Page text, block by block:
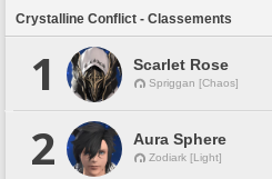
Crystalline Conflict - Classements
1 Scarlet Rose
Spriggan [Chaos]
2 Aura Sphere
Zodiark [Light]